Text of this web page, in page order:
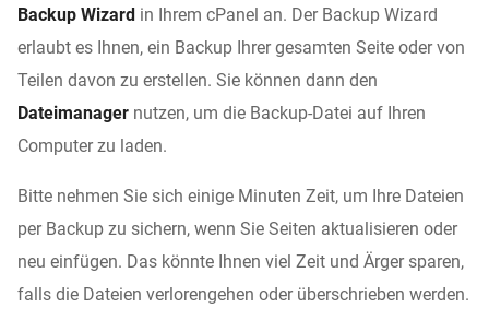
Backup Wizard in Ihrem cPanel an. Der Backup Wizard
erlaubt es Ihnen, ein Backup Ihrer gesamten Seite oder von
Teilen davon zu erstellen. Sie können dann den
Dateimanager nutzen, um die Backup-Datei auf Ihren
Computer zu laden.
Bitte nehmen Sie sich einige Minuten Zeit, um Ihre Dateien
per Backup zu sichern, wenn Sie Seiten aktualisieren oder
neu einfügen. Das könnte Ihnen viel Zeit und Ärger sparen,
falls die Dateien verlorengehen oder überschrieben werden.